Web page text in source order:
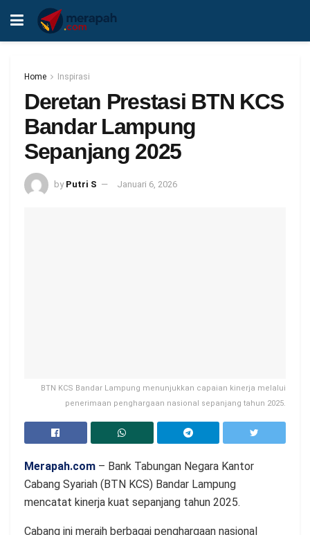
Home Inspirasi
Deretan Prestasi BTN KCS
Bandar Lampung
Sepanjang 2025
by Putri S Januari 6, 2026
BTN KCS Bandar Lampung menunjukkan capaian kinerja melalui
penerimaan penghargaan nasional sepanjang tahun 2025.
Merapah.com – Bank Tabungan Negara Kantor
Cabang Syariah (BTN KCS) Bandar Lampung
mencatat kinerja kuat sepanjang tahun 2025.
Cabang ini meraih berbagai penghargaan nasional